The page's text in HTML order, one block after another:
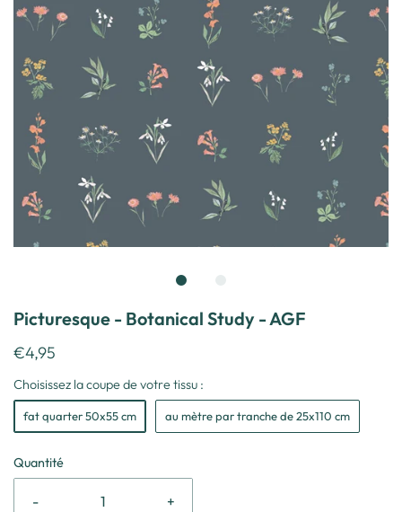
Picturesque - Botanical Study - AGF
€4,95
Choisissez la coupe de votre tissu :
fat quarter 50x55 cm au mètre par tranche de 25x110 cm
Quantité
- +